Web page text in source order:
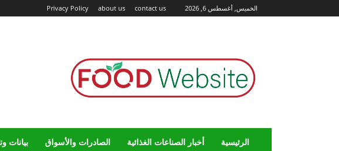
الخميس, أغسطس 6, 2026 Privacy Policy about us contact us
الرئيسية أخبار الصناعات الغذائية الصادرات والأسواق بيانات